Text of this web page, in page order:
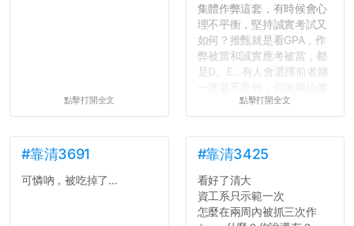
點擊打開全文
集體作弊這套，有時候會心
理不平衡，堅持誠實考試又
如何？推甄就是看GPA，作
弊被當和誠實應考被當，都
是D、E...有人會選擇前者賭
心教授看起來要輕輕放下
長作弊的風氣。
反正老人我明天就要搬離新
竹，之後如何發展與我無
關，就當最後一天發個牢騷
點擊打開全文
#靠清3691
可憐吶，被吃掉了...
#靠清3425
看好了清大
資工系只示範一次
怎麼在兩周內被抓三次作